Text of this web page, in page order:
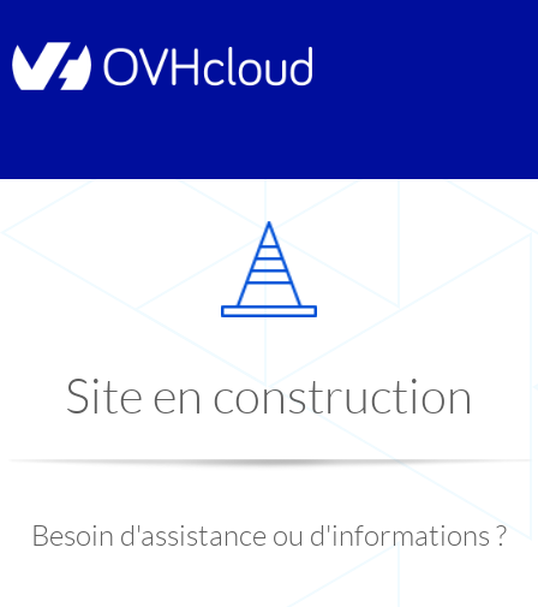
Site en construction
Besoin d'assistance ou d'informations ?